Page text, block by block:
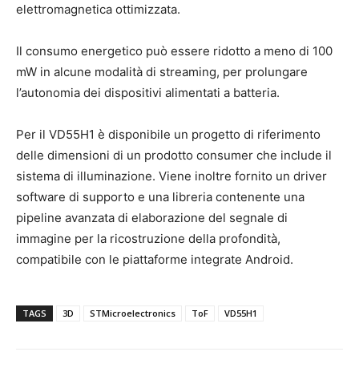
elettromagnetica ottimizzata.
Il consumo energetico può essere ridotto a meno di 100
mW in alcune modalità di streaming, per prolungare
l’autonomia dei dispositivi alimentati a batteria.
Per il VD55H1 è disponibile un progetto di riferimento
delle dimensioni di un prodotto consumer che include il
sistema di illuminazione. Viene inoltre fornito un driver
software di supporto e una libreria contenente una
pipeline avanzata di elaborazione del segnale di
immagine per la ricostruzione della profondità,
compatibile con le piattaforme integrate Android.
TAGS 3D STMicroelectronics ToF VD55H1